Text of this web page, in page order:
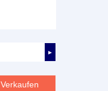
►
Verkaufen